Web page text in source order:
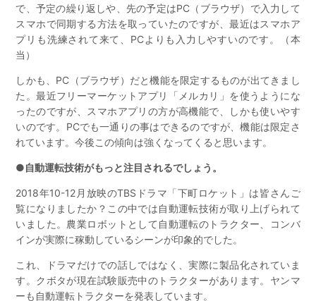
で、予定の繰り返しや、先の予定はPC（ブラウザ）で入力して
スマホで同期する方法を取っていたのですが、最近はスマホア
プリも洗練されて来て、PCよりも入力しやすいのです。（本
当）
しかも、PC（ブラウザ）だと機能を限定するものが出てきまし
た。最近フリーマーケットアプリ「メルカリ」を使うようにな
ったのですが、スマホアプリの方が高機能で、しかも使いやす
いのです。PCでも一通りの事はできるのですが、機能は限定さ
れています。今後この傾向は強くなってくると思います。
●自動運転技術がもっと注目されるでしょう。
2018年10-12月放映のTBSドラマ「下町ロケット」は皆さんご
覧になりましたか？この中では自動運転技術が取り上げられて
いました。農業ロボットとして自動運転のトラクター、コンバ
インが実際に稼動しているシーンが印象的でした。
これ、ドラマだけでの話しではなく、実際に製品化されていま
す。クボタが現在試験販売中のトラクターがあります。ヤンマ
ーも自動運転トラクターを発表しています。